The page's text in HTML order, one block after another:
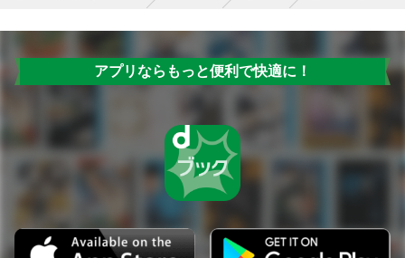
アプリならもっと便利で快適に！